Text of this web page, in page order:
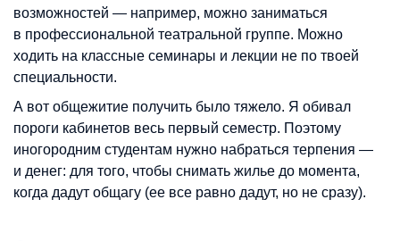
возможностей — например, можно заниматься
в профессиональной театральной группе. Можно
ходить на классные семинары и лекции не по твоей
специальности.
А вот общежитие получить было тяжело. Я обивал
пороги кабинетов весь первый семестр. Поэтому
иногородним студентам нужно набраться терпения —
и денег: для того, чтобы снимать жилье до момента,
когда дадут общагу (ее все равно дадут, но не сразу).